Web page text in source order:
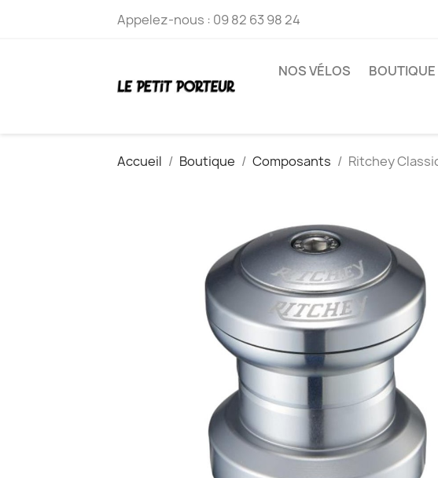
Appelez-nous : 09 82 63 98 24
NOS VÉLOS BOUTIQUE
Accueil Boutique Composants Ritchey